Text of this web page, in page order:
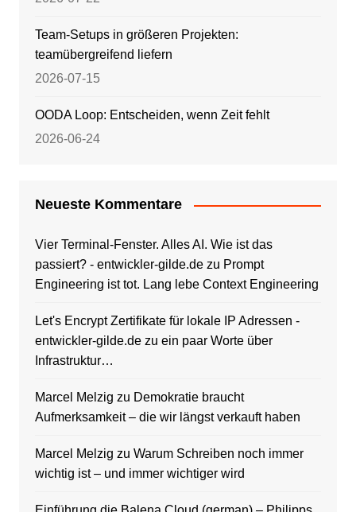
Team-Setups in größeren Projekten:
teamübergreifend liefern
2026-07-15
OODA Loop: Entscheiden, wenn Zeit fehlt
2026-06-24
Neueste Kommentare
Vier Terminal-Fenster. Alles AI. Wie ist das
passiert? - entwickler-gilde.dezu Prompt
Engineering ist tot. Lang lebe Context Engineering
Let's Encrypt Zertifikate für lokale IP Adressen -
entwickler-gilde.dezu ein paar Worte über
Infrastruktur…
Marcel Melzig zu Demokratie braucht
Aufmerksamkeit – die wir längst verkauft haben
Marcel Melzig zu Warum Schreiben noch immer
wichtig ist – und immer wichtiger wird